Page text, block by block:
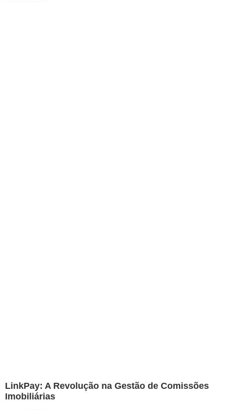
LinkPay: A Revolução na Gestão de Comissões
Imobiliárias